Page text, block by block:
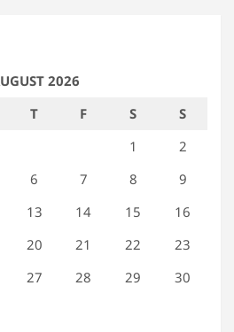
2026
T F S
S
1
2
6 7 8
9
13 14 15
16
20 21 22
23
27 28 29
30